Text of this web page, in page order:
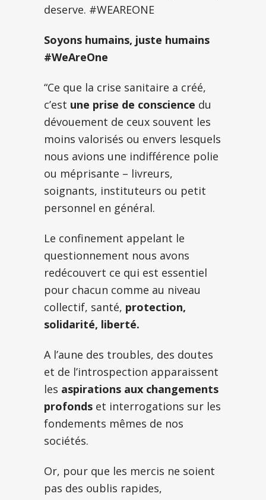
deserve. #WEAREONE
Soyons humains, juste humains
#WeAreOne
“Ce que la crise sanitaire a créé,
c’est une prise de conscience du
dévouement de ceux souvent les
moins valorisés ou envers lesquels
nous avions une indifférence polie
ou méprisante – livreurs,
soignants, instituteurs ou petit
personnel en général.
Le confinement appelant le
questionnement nous avons
redécouvert ce qui est essentiel
pour chacun comme au niveau
collectif, santé, protection,
solidarité, liberté.
A l’aune des troubles, des doutes
et de l’introspection apparaissent
les aspirations aux changements
profonds et interrogations sur les
fondements mêmes de nos
sociétés.
Or, pour que les mercis ne soient
pas des oublis rapides,